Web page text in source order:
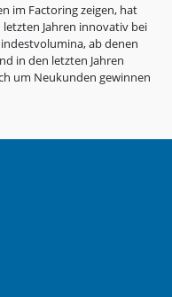
im Factoring zeigen, hat
Jahren innovativ bei
ab denen
in den letzten Jahren
um Neukunden gewinnen